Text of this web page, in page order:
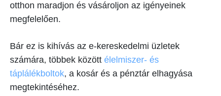
otthon maradjon és vásároljon az igényeinek
megfelelően.
Bár ez is kihívás az e-kereskedelmi üzletek
számára, többek között élelmiszer- és
táplálékboltok, a kosár és a pénztár elhagyása
megtekintéséhez.